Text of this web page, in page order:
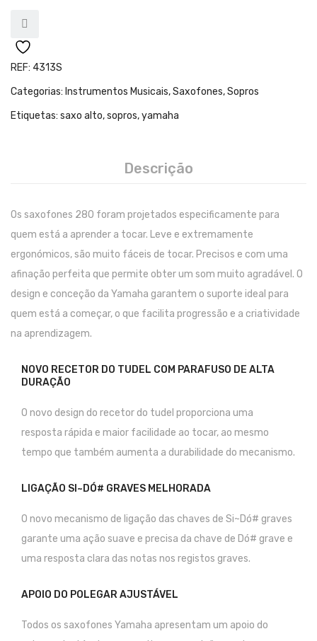
Sintetizadores
Controladores Midi
Órgãos Litúrgicos
Baterias Acústicas
Percursão Eletrónica
Hardware
Peles
Percursão
Cajons
Acessórios
SOPROS
Flautas Transversais
Trompetes
REF: 4313S
Categorias: Instrumentos Musicais,Saxofones,Sopros
Etiquetas: saxo alto,sopros,yamaha
Descrição
Os saxofones 280 foram projetados especificamente para
quem está a aprender a tocar. Leve e extremamente
ergonómicos, são muito fáceis de tocar. Precisos e com uma
afinação perfeita que permite obter um som muito agradável. O
design e conceção da Yamaha garantem o suporte ideal para
quem está a começar, o que facilita progressão e a criatividade
na aprendizagem.
NOVO RECETOR DO TUDEL COM PARAFUSO DE ALTA
DURAÇÃO
O novo design do recetor do tudel proporciona uma
resposta rápida e maior facilidade ao tocar, ao mesmo
tempo que também aumenta a durabilidade do mecanismo.
LIGAÇÃO SI~DÓ# GRAVES MELHORADA
O novo mecanismo de ligação das chaves de Si~Dó# graves
garante uma ação suave e precisa da chave de Dó# grave e
uma resposta clara das notas nos registos graves.
APOIO DO POLEGAR AJUSTÁVEL
Todos os saxofones Yamaha apresentam um apoio do